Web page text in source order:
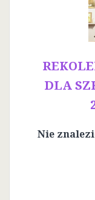
DLA
Nie